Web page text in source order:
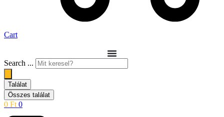
Cart
Search ...
Találat
Összes találat
0 Ft 0